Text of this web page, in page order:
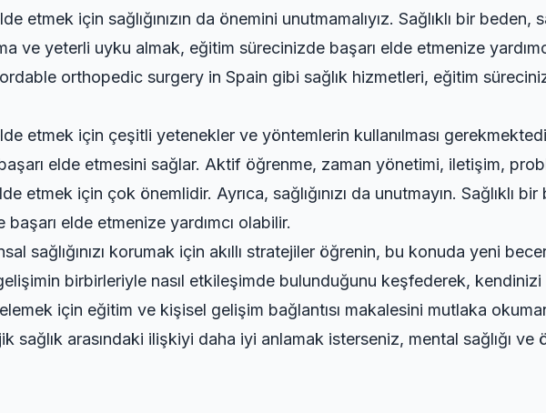
etmek için sağlığınızın da önemini unutmamalıyız. Sağlıklı bir beden,
ve yeterli uyku almak, eğitim sürecinizde başarı elde etmenize
orthopedic surgery in Spain gibi sağlık hizmetleri, eğitim
etmek için çeşitli yetenekler ve yöntemlerin kullanılması
elde etmesini sağlar. Aktif öğrenme, zaman yönetimi, iletişim,
etmek için çok önemlidir. Ayrıca, sağlığınızı da unutmayın. Sağlıklı
elde etmenize yardımcı olabilir.
sağlığınızı korumak için akıllı stratejiler öğrenin, bu konuda yeni
birbirleriyle nasıl etkileşimde bulunduğunu keşfederek,
için eğitim ve kişisel gelişim bağlantısı makalesini mutlaka
sağlık arasındaki ilişkiyi daha iyi anlamak isterseniz, mental sağlığı ve